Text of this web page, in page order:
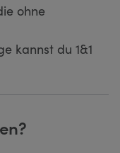
ohne
kannst du 1&1